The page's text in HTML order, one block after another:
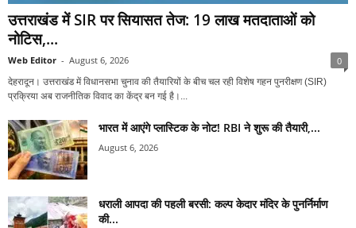
उत्तराखंड में SIR पर सियासत तेज: 19 लाख मतदाताओं को
नोटिस,...
Web Editor - August 6, 2026 0
देहरादून। उत्तराखंड में विधानसभा चुनाव की तैयारियों के बीच चल रही विशेष गहन पुनरीक्षण (SIR)
प्रक्रिया अब राजनीतिक विवाद का केंद्र बन गई है।...
भारत में आएंगे प्लास्टिक के नोट! RBI ने शुरू की तैयारी,...
August 6, 2026
धराली आपदा की पहली बरसी: कल्प केदार मंदिर के पुनर्निर्माण
की...